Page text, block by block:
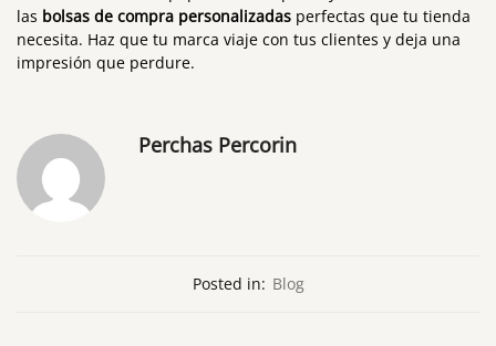
las bolsas de compra personalizadas perfectas que tu tienda
necesita. Haz que tu marca viaje con tus clientes y deja una
impresión que perdure.
Perchas Percorin
Posted in: Blog